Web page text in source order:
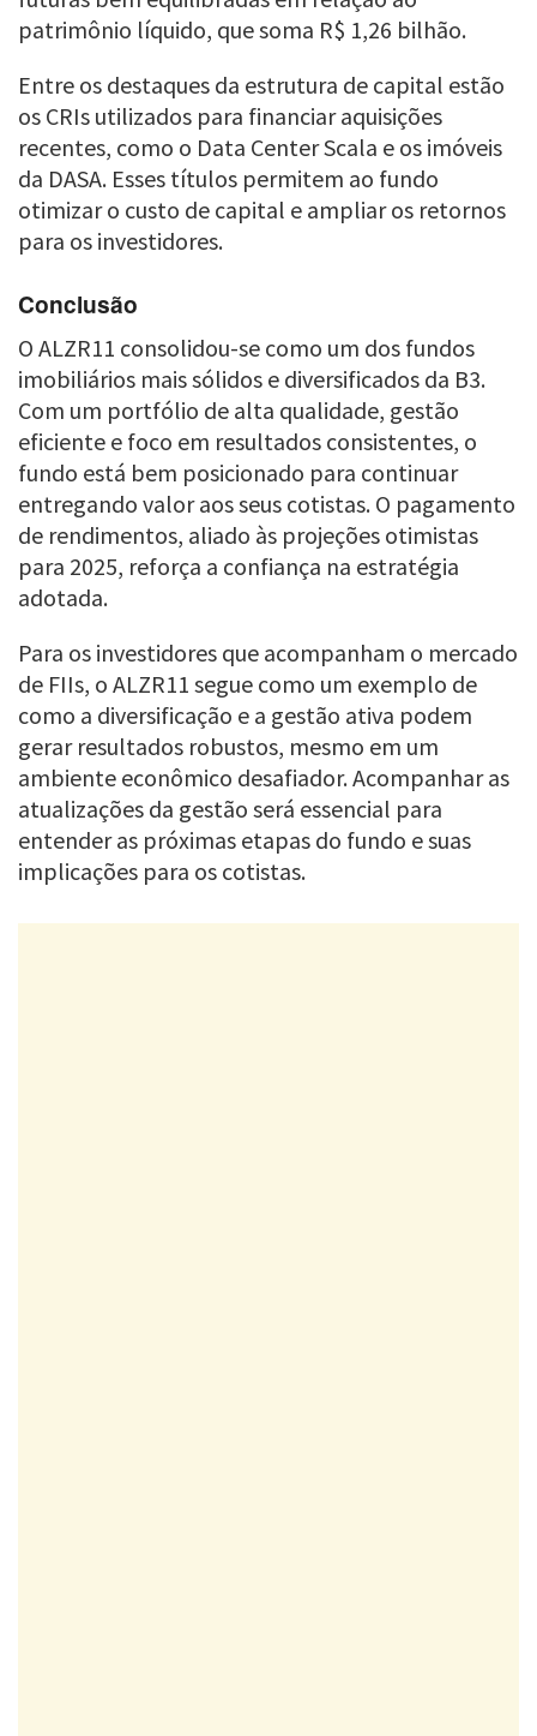
patrimônio líquido, que soma R$ 1,26 bilhão.
Entre os destaques da estrutura de capital estão
os CRIs utilizados para financiar aquisições
recentes, como o Data Center Scala e os imóveis
da DASA. Esses títulos permitem ao fundo
otimizar o custo de capital e ampliar os retornos
para os investidores.
Conclusão
O ALZR11 consolidou-se como um dos fundos
imobiliários mais sólidos e diversificados da B3.
Com um portfólio de alta qualidade, gestão
eficiente e foco em resultados consistentes, o
fundo está bem posicionado para continuar
entregando valor aos seus cotistas. O pagamento
de rendimentos, aliado às projeções otimistas
para 2025, reforça a confiança na estratégia
adotada.
Para os investidores que acompanham o mercado
de FIIs, o ALZR11 segue como um exemplo de
como a diversificação e a gestão ativa podem
gerar resultados robustos, mesmo em um
ambiente econômico desafiador. Acompanhar as
atualizações da gestão será essencial para
entender as próximas etapas do fundo e suas
implicações para os cotistas.